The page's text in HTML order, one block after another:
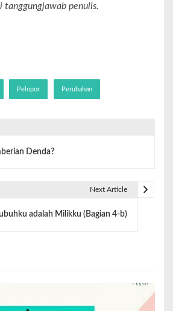
tanggungjawab penulis.
Pelopor Perubahan
Denda?
Next Article
adalah Milikku (Bagian 4-b)